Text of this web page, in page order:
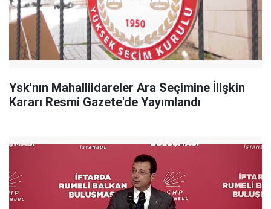
Ysk'nın Mahalliidareler Ara Seçimine İlişkin
Kararı Resmi Gazete'de Yayımlandı